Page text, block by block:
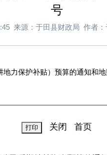
号
来源：于田县财政局 作者
力保护补贴）预算的通知和
关闭 首页